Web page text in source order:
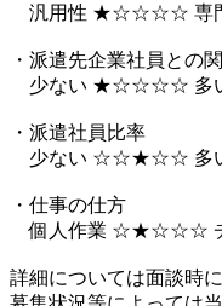
汎用性 ★☆☆☆☆ 専
・派遣先企業社員との
少ない ★☆☆☆☆ 多
・派遣社員比率
少ない ☆☆★☆☆ 多
・仕事の仕方
個人作業 ☆★☆☆☆ チ
詳細については面談時